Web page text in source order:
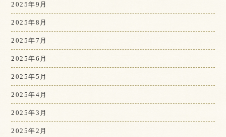
2025年9月
2025年8月
2025年7月
2025年6月
2025年5月
2025年4月
2025年3月
2025年2月